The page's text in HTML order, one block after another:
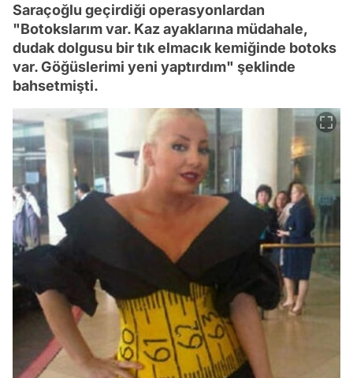
Saraçoğlu geçirdiği operasyonlardan
"Botokslarım var. Kaz ayaklarına müdahale,
dudak dolgusu bir tık elmacık kemiğinde botoks
var. Göğüslerimi yeni yaptırdım" şeklinde
bahsetmişti.